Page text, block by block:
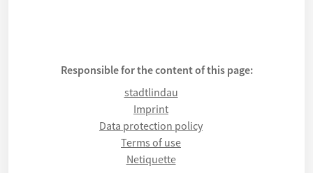
Responsible for the content of this page:
stadtlindau
Imprint
Data protection policy
Terms of use
Netiquette